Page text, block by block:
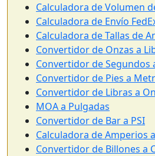
Calculadora de Volumen
Calculadora de Envío
Calculadora de Tallas de
Convertidor de Onzas a
Convertidor de Segundos
Convertidor de Pies a
Convertidor de Libras a
MOA a Pulgadas
Convertidor de Bar a PSI
Calculadora de Amperios
Convertidor de Billones a